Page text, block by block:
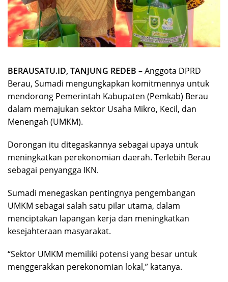
BERAUSATU.ID, TANJUNG REDEB –Anggota DPRD
Berau, Sumadi mengungkapkan komitmennya untuk
mendorong Pemerintah Kabupaten (Pemkab) Berau
dalam memajukan sektor Usaha Mikro, Kecil, dan
Menengah (UMKM).
Dorongan itu ditegaskannya sebagai upaya untuk
meningkatkan perekonomian daerah. Terlebih Berau
sebagai penyangga IKN.
Sumadi menegaskan pentingnya pengembangan
UMKM sebagai salah satu pilar utama, dalam
menciptakan lapangan kerja dan meningkatkan
kesejahteraan masyarakat.
“Sektor UMKM memiliki potensi yang besar untuk
menggerakkan perekonomian lokal,” katanya.